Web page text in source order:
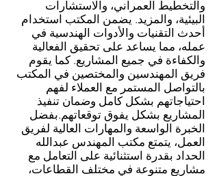
والتخطيط العمراني، والاستشارات
البيئية، والمزيد. يضمن المكتب استخدام
أحدث التقنيات والأدوات الهندسية في
عمله، مما يساعد على تحقيق الفعالية
والكفاءة في جميع المشاريع. كما يقوم
فريق المهندسين والمختصين في المكتب
بالتواصل المستمر مع العملاء لفهم
احتياجاتهم بشكل كامل وضمان تنفيذ
المشاريع بشكل يفوق توقعاتهم.بفضل
الخبرة الواسعة والمهارات العالية لفريق
العمل، يتمتع مكتب المهندس عبدالله
الحداد بقدرة استثنائية على التعامل مع
مشاريع متنوعة في مختلف القطاعات،